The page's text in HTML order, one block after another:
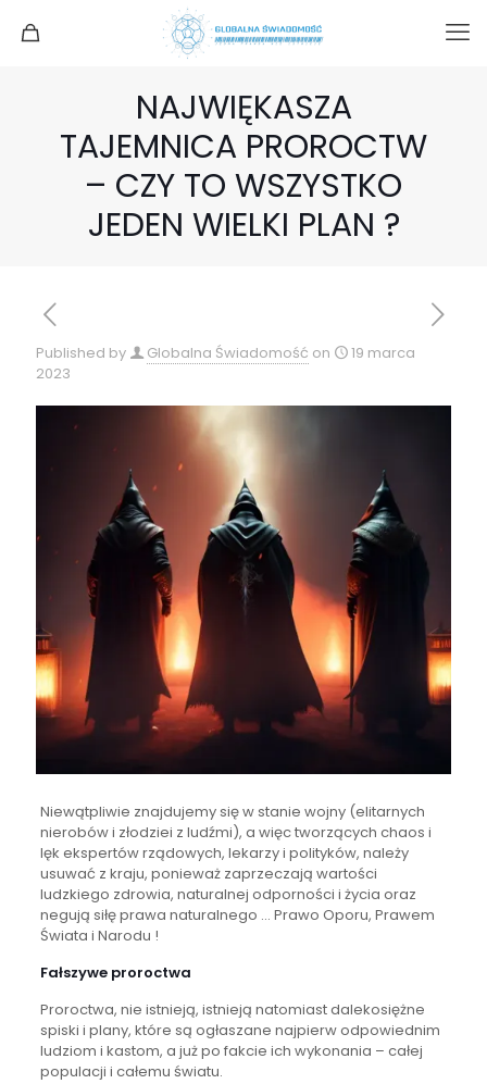
NAJWIĘKASZA
TAJEMNICA PROROCTW
– CZY TO WSZYSTKO
JEDEN WIELKI PLAN ?
Published by Globalna Świadomość on
19 marca
2023
Niewątpliwie znajdujemy się w stanie wojny (elitarnych
nierobów i złodziei z ludźmi), a więc tworzących chaos i
lęk ekspertów rządowych, lekarzy i polityków, należy
usuwać z kraju, ponieważ zaprzeczają wartości
ludzkiego zdrowia, naturalnej odporności i życia oraz
negują siłę prawa naturalnego … Prawo Oporu, Prawem
Świata i Narodu !
Fałszywe proroctwa
Proroctwa, nie istnieją, istnieją natomiast dalekosiężne
spiski i plany, które są ogłaszane najpierw odpowiednim
ludziom i kastom, a już po fakcie ich wykonania – całej
populacji i całemu światu.